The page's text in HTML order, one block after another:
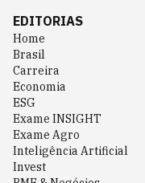
EDITORIAS
Home
Brasil
Carreira
Economia
ESG
Exame INSIGHT
Exame Agro
Inteligência Artificial
Invest